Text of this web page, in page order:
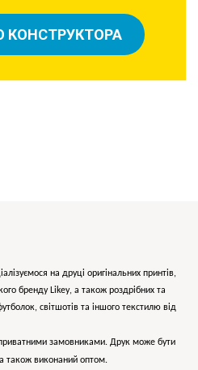
КОНСТРУКТОРА
на друці оригінальних принтів,
бренду Likey, а також роздрібних та
світшотів та іншого текстилю від
замовниками. Друк може бути
також виконаний оптом.